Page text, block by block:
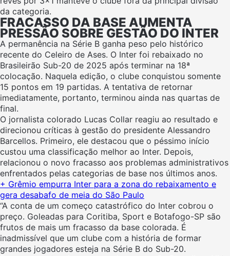
da categoria.
FRACASSO DA BASE AUMENTA
PRESSÃO SOBRE GESTÃO DO INTER
A permanência na Série B ganha peso pelo histórico
recente do Celeiro de Ases. O Inter foi rebaixado no
Brasileirão Sub-20 de 2025 após terminar na 18ª
colocação. Naquela edição, o clube conquistou somente
15 pontos em 19 partidas. A tentativa de retornar
imediatamente, portanto, terminou ainda nas quartas de
final.
O jornalista colorado Lucas Collar reagiu ao resultado e
direcionou críticas à gestão do presidente Alessandro
Barcellos. Primeiro, ele destacou que o péssimo início
custou uma classificação melhor ao Inter. Depois,
relacionou o novo fracasso aos problemas administrativos
enfrentados pelas categorias de base nos últimos anos.
+ Grêmio empurra Inter para a zona do rebaixamento e
gera desabafo de meia do São Paulo
“A conta de um começo catastrófico do Inter cobrou o
preço. Goleadas para Coritiba, Sport e Botafogo-SP são
frutos de mais um fracasso da base colorada. É
inadmissível que um clube com a história de formar
grandes jogadores esteja na Série B do Sub-20.